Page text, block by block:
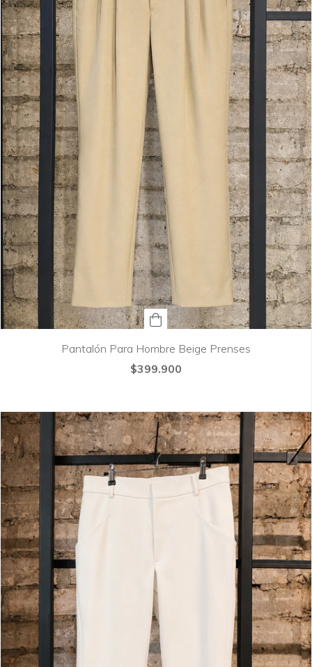
Pantalón Para Hombre Beige Prenses
$399.900